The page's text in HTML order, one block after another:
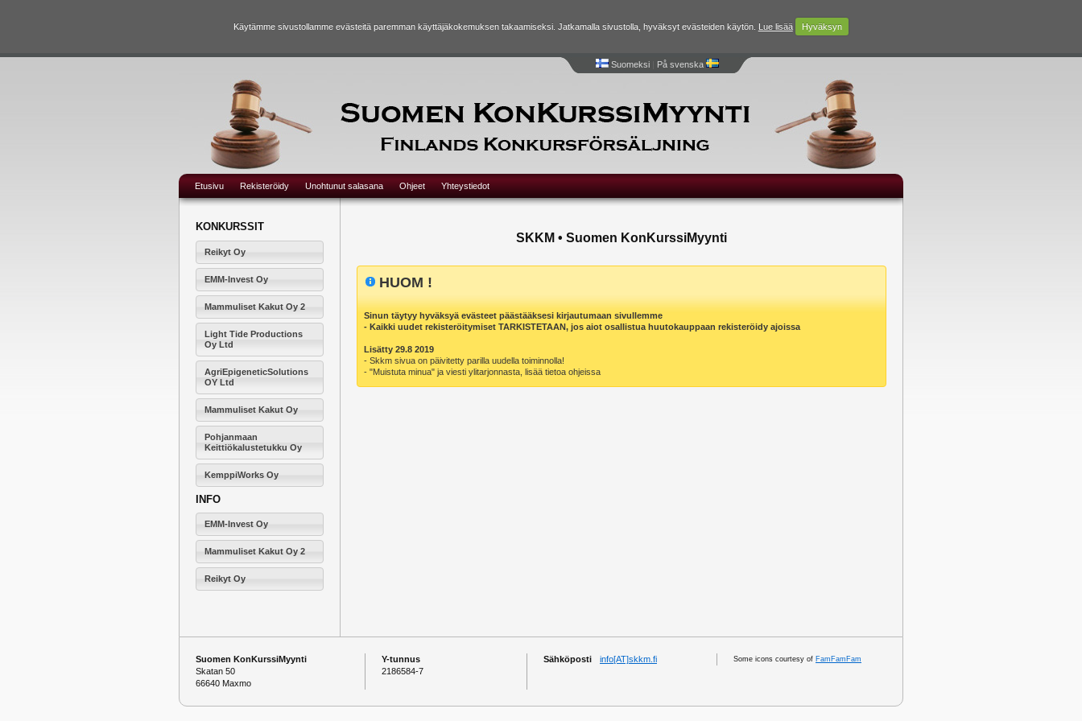
Käytämme sivustollamme evästeitä paremman käyttäjäkokemuksen takaamiseksi. Jatkamalla sivustolla, hyväksyt evästeiden käytön. Lue lisää Hyväksyn
Suomeksi| På svenska
Etusivu Rekisteröidy Unohtunut salasana Ohjeet Yhteystiedot
KONKURSSIT
Reikyt Oy
EMM-Invest Oy
Mammuliset Kakut Oy 2
Light Tide Productions
Oy Ltd
AgriEpigeneticSolutions
OY Ltd
Mammuliset Kakut Oy
Pohjanmaan
Keittiökalustetukku Oy
KemppiWorks Oy
INFO
EMM-Invest Oy
Mammuliset Kakut Oy 2
Reikyt Oy
SKKM • Suomen KonKurssiMyynti
HUOM !
Sinun täytyy hyväksyä evästeet päästääksesi kirjautumaan sivullemme
- Kaikki uudet rekisteröitymiset TARKISTETAAN, jos aiot osallistua huutokauppaan rekisteröidy ajoissa
Lisätty 29.8 2019
- Skkm sivua on päivitetty parilla uudella toiminnolla!
- "Muistuta minua" ja viesti ylitarjonnasta, lisää tietoa ohjeissa
Suomen KonKurssiMyynti
Skatan 50
66640 Maxmo
Y-tunnus
2186584-7
Sähköposti info[AT]skkm.fi Some icons courtesy of FamFamFam